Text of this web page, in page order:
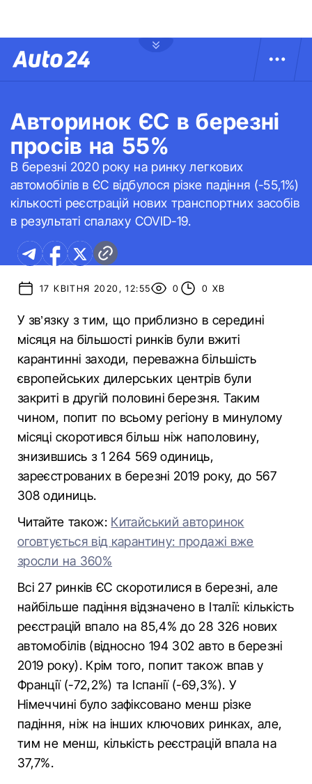
Авторинок ЄС в березні
просів на 55%
В березні 2020 року на ринку легкових
автомобілів в ЄС відбулося різке падіння (-55,1%)
кількості реєстрацій нових транспортних засобів
в результаті спалаху COVID-19.
17 КВІТНЯ 2020, 12:55 0 0 ХВ
У зв’язку з тим, що приблизно в середині
місяця на більшості ринків були вжиті
карантинні заходи, переважна більшість
європейських дилерських центрів були
закриті в другій половині березня. Таким
чином, попит по всьому регіону в минулому
місяці скоротився більш ніж наполовину,
знизившись з 1 264 569 одиниць,
зареєстрованих в березні 2019 року, до 567
308 одиниць.
Читайте також: Китайський авторинок
оговтується від карантину: продажі вже
зросли на 360%
Всі 27 ринків ЄС скоротилися в березні, але
найбільше падіння відзначено в Італії: кількість
реєстрацій впало на 85,4% до 28 326 нових
автомобілів (відносно 194 302 авто в березні
2019 року). Крім того, попит також впав у
Франції (-72,2%) та Іспанії (-69,3%). У
Німеччині було зафіксовано менш різке
падіння, ніж на інших ключових ринках, але,
тим не менш, кількість реєстрацій впала на
37,7%.